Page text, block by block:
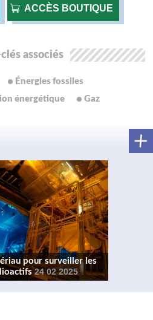
ACCÈS BOUTIQUE
associés
Énergies fossiles
énergétique
Gaz
pour surveiller les
24 02 2025